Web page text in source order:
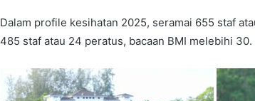
Dalam profile kesihatan 2025, seramai 655 staf
485 staf atau 24 peratus, bacaan BMI melebihi 30.